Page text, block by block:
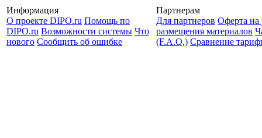
Информация
О проекте DIPO.ru Помощь по
DIPO.ru Возможности системы Что
нового Сообщить об ошибке
Партнерам
Для партнеров Оферта на
размещения материалов
(F.A.Q.) Cравнение